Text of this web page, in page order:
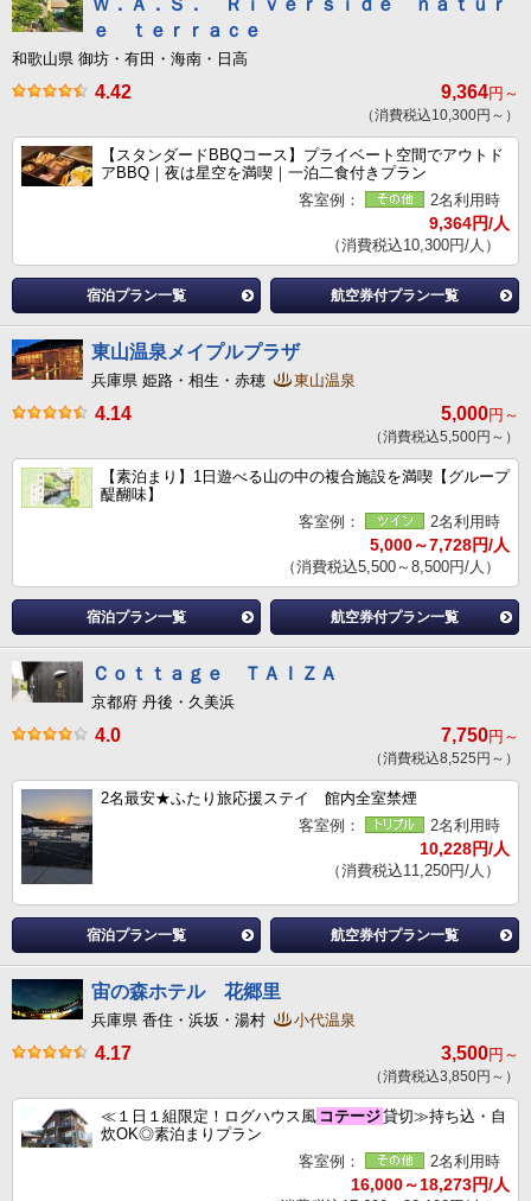
Ｗ．Ａ．Ｓ． Ｒｉｖｅｒｓｉｄｅ ｎａｔｕｒ
ｅ ｔｅｒｒａｃｅ
和歌山県 御坊・有田・海南・日高
4.42 9,364円～
（消費税込10,300円～）
【スタンダードBBQコース】プライベート空間でアウトド
アBBQ｜夜は星空を満喫｜一泊二食付きプラン
客室例：
2名利用時
9,364円/人
（消費税込10,300円/人）
宿泊プラン一覧 航空券付プラン一覧
東山温泉メイプルプラザ
兵庫県 姫路・相生・赤穂 東山温泉
4.14 5,000円～
（消費税込5,500円～）
【素泊まり】1日遊べる山の中の複合施設を満喫【グループ
醍醐味】
客室例：
2名利用時
5,000～7,728円/人
（消費税込5,500～8,500円/人）
宿泊プラン一覧 航空券付プラン一覧
Ｃｏｔｔａｇｅ ＴＡＩＺＡ
京都府 丹後・久美浜
4.0 7,750円～
（消費税込8,525円～）
2名最安★ふたり旅応援ステイ 館内全室禁煙
客室例：
2名利用時
10,228円/人
（消費税込11,250円/人）
宿泊プラン一覧 航空券付プラン一覧
宙の森ホテル 花郷里
兵庫県 香住・浜坂・湯村 小代温泉
4.17 3,500円～
（消費税込3,850円～）
≪１日１組限定！ログハウス風 コテージ貸切≫持ち込・自
炊OK◎素泊まりプラン
客室例：
2名利用時
16,000～18,273円/人